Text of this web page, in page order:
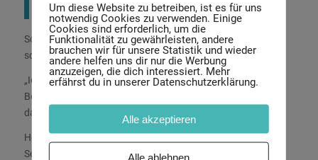
Struktur. Das ist ja super!“
Schnell wurde ihr klar, dass sie ihr Buch nicht länger allein
schreiben wollte.
„Ich möchte Begleitung und ich brauche eine strukturierte
Begleitung […] ich habe ja schon viel in meinem Kopf, und es
darf jetzt strukturiert aufs Papier kommen.“
Heike nahm an meinem Gruppen-Mentoring The Writing
Sessions teil. Besonders ein Gedanke blieb ihr nachhaltig in
Um diese Website zu betreiben, ist es für uns
notwendig Cookies zu verwenden. Einige
Cookies sind erforderlich, um die
Funktionalität zu gewährleisten, andere
brauchen wir für unsere Statistik und wieder
andere helfen uns dir nur die Werbung
anzuzeigen, die dich interessiert. Mehr
erfährst du in unserer Datenschutzerklärung.
Alle akzeptieren
Alle ablehnen